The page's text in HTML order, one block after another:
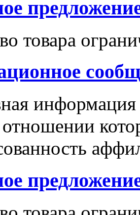
товара